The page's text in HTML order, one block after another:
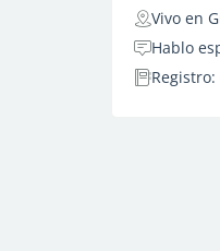
Vivo en
Hablo